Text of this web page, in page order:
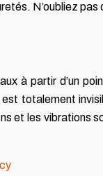
N’oubliez pas
à partir d’un
totalement
et les vibrations